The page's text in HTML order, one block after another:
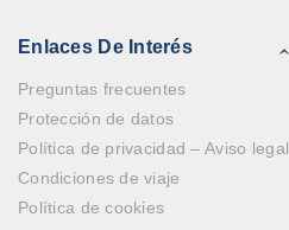
Enlaces De Interés
Preguntas frecuentes
Protección de datos
Política de privacidad – Aviso legal
Condiciones de viaje
Política de cookies